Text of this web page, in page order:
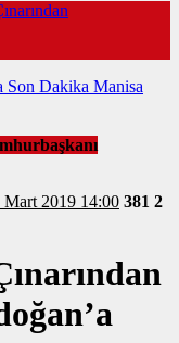
Son Dakika Manisa
Mart 2019 14:00 381 2